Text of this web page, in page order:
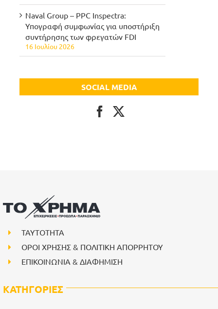
Naval Group – PPC Inspectra:
Υπογραφή συμφωνίας για υποστήριξη
συντήρησης των φρεγατών FDI
16 Ιουλίου 2026
SOCIAL MEDIA
ΤΑΥΤΟΤΗΤΑ
ΟΡΟΙ ΧΡΗΣΗΣ & ΠΟΛΙΤΙΚΗ ΑΠΟΡΡΗΤΟΥ
ΕΠΙΚΟΙΝΩΝΙΑ & ΔΙΑΦΗΜΙΣΗ
ΚΑΤΗΓΟΡΙΕΣ